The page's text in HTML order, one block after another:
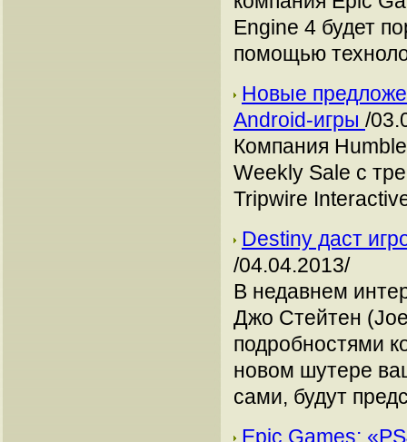
Engine 4 будет
помощью
Новые
Android-игры /
Компания
Weekly Sale с
Tripwire
Destiny даст
/04.04.2013/
В недавнем
Джо Стейтен
подробностями
новом шутере
сами, будут
Epic Games: